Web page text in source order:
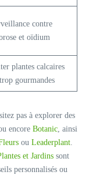
contre
et oïdium
plantes calcaires
gourmandes
pas à explorer des
encore Botanic , ainsi
ou Leaderplant
et Jardins sont
personnalisés ou